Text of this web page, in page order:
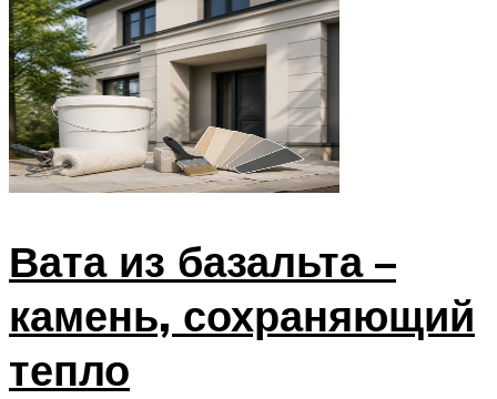
МЕНЮ
Вата из базальта –
камень, сохраняющий
тепло